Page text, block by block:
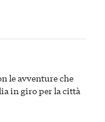
le avventure che
in giro per la città